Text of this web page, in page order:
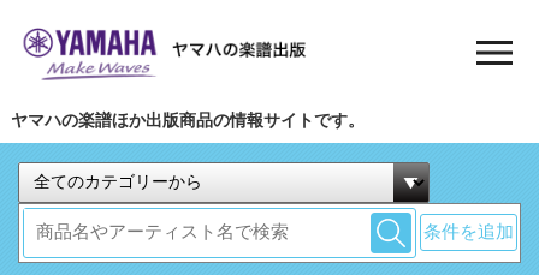
ヤマハの楽譜ほか出版商品の情報サイトです。
条件を追加